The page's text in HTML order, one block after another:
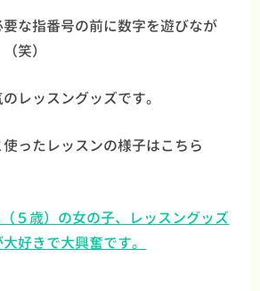
な指番号の前に数字を遊びなが
笑）
レッスングッズです。
使ったレッスンの様子はこちら
５歳）の女の子、レッスングッズ
好きで大興奮です。